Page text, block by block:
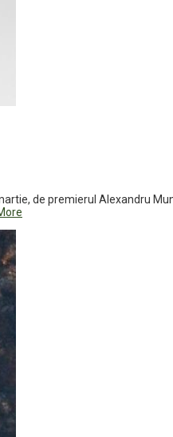
de premierul Alexandru